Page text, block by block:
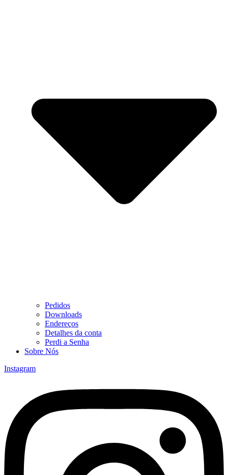
Pedidos
Downloads
Endereços
Detalhes da conta
Perdi a Senha
Sobre Nós
Instagram